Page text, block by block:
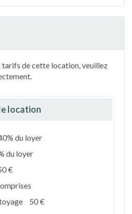
tarifs de cette location, veuillez
location
du loyer
du loyer
€
50 €